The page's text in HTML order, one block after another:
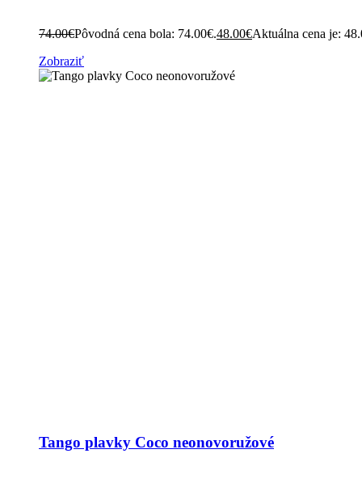
74.00€Pôvodná cena bola: 74.00€.48.00€Aktuálna cena je:
Zobraziť
Tango plavky Coco neonovoružové